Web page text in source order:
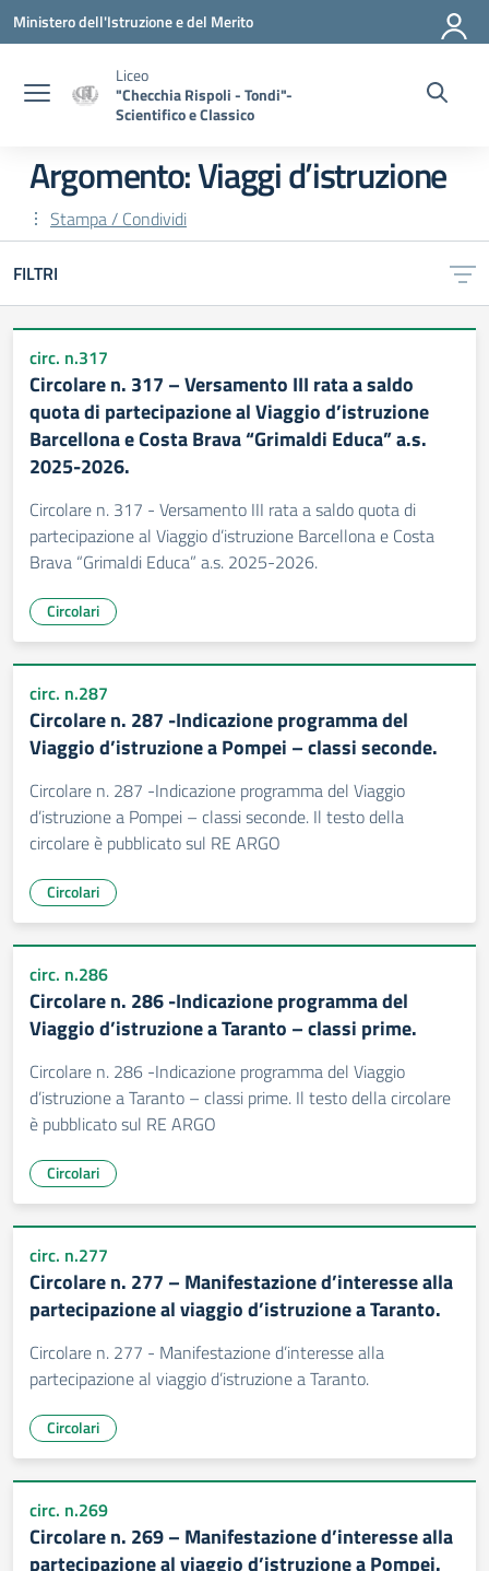
Vai ai contenuti
Vai al menu di navigazione
Vai al footer
Ministero dell'Istruzione e del Merito
Liceo
"Checchia Rispoli - Tondi"-
Scientifico e Classico
Argomento: Viaggi d’istruzione
Stampa / Condividi
FILTRI
circ. n.317
Circolare n. 317 – Versamento III rata a saldo
quota di partecipazione al Viaggio d’istruzione
Barcellona e Costa Brava “Grimaldi Educa” a.s.
2025-2026.
Circolare n. 317 - Versamento III rata a saldo quota di
partecipazione al Viaggio d’istruzione Barcellona e Costa
Brava “Grimaldi Educa” a.s. 2025-2026.
Circolari
circ. n.287
Circolare n. 287 -Indicazione programma del
Viaggio d’istruzione a Pompei – classi seconde.
Circolare n. 287 -Indicazione programma del Viaggio
d’istruzione a Pompei – classi seconde. Il testo della
circolare è pubblicato sul RE ARGO
Circolari
circ. n.286
Circolare n. 286 -Indicazione programma del
Viaggio d’istruzione a Taranto – classi prime.
Circolare n. 286 -Indicazione programma del Viaggio
d’istruzione a Taranto – classi prime. Il testo della circolare
è pubblicato sul RE ARGO
Circolari
circ. n.277
Circolare n. 277 – Manifestazione d’interesse alla
partecipazione al viaggio d’istruzione a Taranto.
Circolare n. 277 - Manifestazione d’interesse alla
partecipazione al viaggio d’istruzione a Taranto.
Circolari
circ. n.269
Circolare n. 269 – Manifestazione d’interesse alla
partecipazione al viaggio d’istruzione a Pompei.